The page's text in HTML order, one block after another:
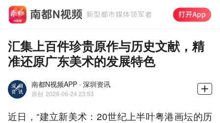
汇集上百件珍贵原作与历史文献，精
准还原广东美术的发展特色
南都N视频APP · 深圳资讯
原创 2026-06-24 23:53
近日，“建立新美术：20世纪上半叶粤港画坛的历